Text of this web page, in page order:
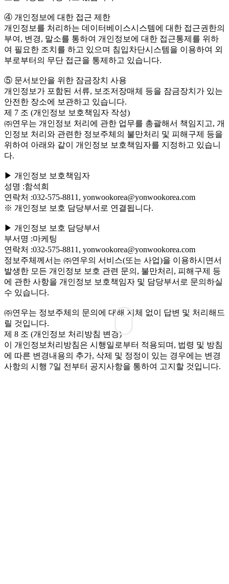
④ 개인정보에 대한 접근 제한
개인정보를 처리하는 데이터베이스시스템에 대한 접근권한의
부여, 변경, 말소를 통하여 개인정보에 대한 접근통제를 위하
여 필요한 조치를 하고 있으며 침입차단시스템을 이용하여 외
부로부터의 무단 접근을 통제하고 있습니다.
⑤ 문서보안을 위한 잠금장치 사용
개인정보가 포함된 서류, 보조저장매체 등을 잠금장치가 있는
안전한 장소에 보관하고 있습니다.
제 7 조 (개인정보 보호책임자 작성)
㈜연우는 개인정보 처리에 관한 업무를 총괄해서 책임지고, 개
인정보 처리와 관련한 정보주체의 불만처리 및 피해구제 등을
위하여 아래와 같이 개인정보 보호책임자를 지정하고 있습니
다.
▶ 개인정보 보호책임자
성명 :함석희
연락처 :032-575-8811, yonwookorea@yonwookorea.com
※ 개인정보 보호 담당부서로 연결됩니다.
▶ 개인정보 보호 담당부서
부서명 :마케팅
연락처 :032-575-8811, yonwookorea@yonwookorea.com
정보주체께서는 ㈜연우의 서비스(또는 사업)을 이용하시면서
발생한 모든 개인정보 보호 관련 문의, 불만처리, 피해구제 등
에 관한 사항을 개인정보 보호책임자 및 담당부서로 문의하실
수 있습니다.
㈜연우는 정보주체의 문의에 대해 지체 없이 답변 및 처리해드
릴 것입니다.
제 8 조 (개인정보 처리방침 변경)
이 개인정보처리방침은 시행일로부터 적용되며, 법령 및 방침
에 따른 변경내용의 추가, 삭제 및 정정이 있는 경우에는 변경
사항의 시행 7일 전부터 공지사항을 통하여 고지할 것입니다.